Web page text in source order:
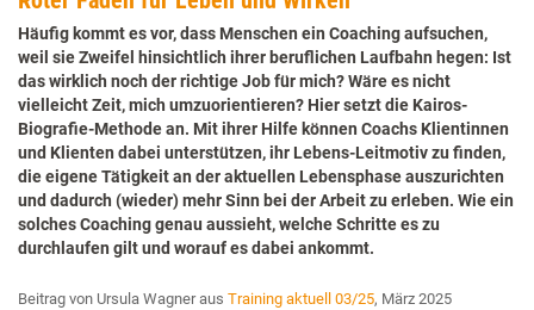
Häufig kommt es vor, dass Menschen ein Coaching aufsuchen,
weil sie Zweifel hinsichtlich ihrer beruflichen Laufbahn hegen: Ist
das wirklich noch der richtige Job für mich? Wäre es nicht
vielleicht Zeit, mich umzuorientieren? Hier setzt die Kairos-
Biografie-Methode an. Mit ihrer Hilfe können Coachs Klientinnen
und Klienten dabei unterstützen, ihr Lebens-Leitmotiv zu finden,
die eigene Tätigkeit an der aktuellen Lebensphase auszurichten
und dadurch (wieder) mehr Sinn bei der Arbeit zu erleben. Wie ein
solches Coaching genau aussieht, welche Schritte es zu
durchlaufen gilt und worauf es dabei ankommt.
Beitrag von Ursula Wagner aus Training aktuell 03/25, März 2025